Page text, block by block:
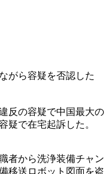
がら容疑を否認した
反の容疑で中国最大の
疑で在宅起訴した。
者から洗浄装備チャン
移送ロボット図面を盗